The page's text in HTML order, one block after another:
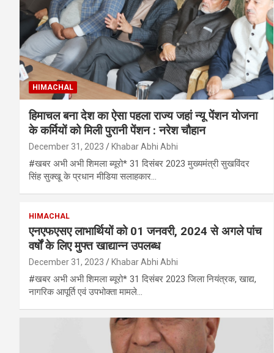
HIMACHAL
हिमाचल बना देश का ऐसा पहला राज्य जहां न्यू पेंशन योजना
के कर्मियों को मिली पुरानी पेंशन : नरेश चौहान
December 31, 2023 Khabar Abhi Abhi
#खबर अभी अभी शिमला ब्यूरो* 31 दिसंबर 2023 मुख्यमंत्री सुखविंदर
सिंह सुक्खू के प्रधान मीडिया सलाहकार…
HIMACHAL
एनएफएसए लाभार्थियों को 01 जनवरी, 2024 से अगले पांच
वर्षों के लिए मुफ्त खाद्यान्न उपलब्ध
December 31, 2023 Khabar Abhi Abhi
#खबर अभी अभी शिमला ब्यूरो* 31 दिसंबर 2023 जिला नियंत्रक, खाद्य,
नागरिक आपूर्ति एवं उपभोक्ता मामले…